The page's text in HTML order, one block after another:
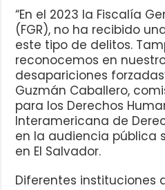
“En el 2023 la Fiscalía
(FGR), no ha recibido
este tipo de delitos.
reconocemos en
desapariciones
Guzmán Caballero,
para los Derechos
Interamericana de
en la audiencia pública
en El Salvador.
Diferentes instituciones